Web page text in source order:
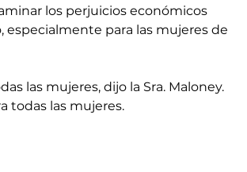
los perjuicios económicos
especialmente para las mujeres de
las mujeres, dijo la Sra. Maloney.
todas las mujeres.